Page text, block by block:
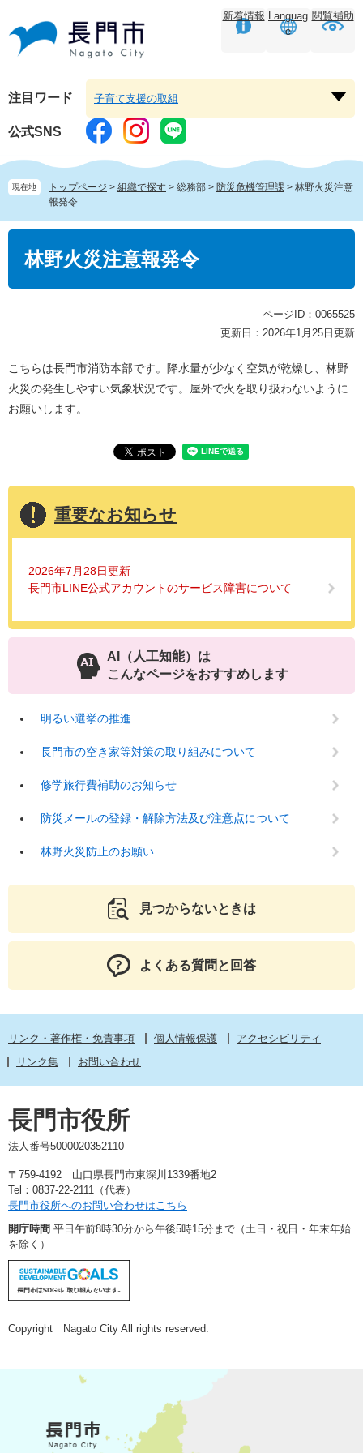
頭
す。
飛
し
本
文
へ
新着情報 Languag
e
閲覧補助
注目ワード
ー
を
く
子育て支援の取組
公式SNS
現在地 トップページ > 組織で探す > 総務部 > 防災危機管理課 > 林野火災注意
報発令
林野火災注意報発令
ページID：0065525
更新日：2026年1月25日更新
こちらは長門市消防本部です。降水量が少なく空気が乾燥し、林野
火災の発生しやすい気象状況です。屋外で火を取り扱わないように
お願いします。
重要なお知らせ
2026年7月28日更新
長門市LINE公式アカウントのサービス障害について
AI（人工知能）は
こんなページをおすすめします
明るい選挙の推進
長門市の空き家等対策の取り組みについて
修学旅行費補助のお知らせ
防災メールの登録・解除方法及び注意点について
林野火災防止のお願い
見つからないときは
よくある質問と回答
リンク・著作権・免責事項 個人情報保護
アクセシビリティ
リンク集
お問い合わせ
長門市役所
法人番号5000020352110
〒759-4192 山口県長門市東深川1339番地2
Tel：0837-22-2111（代表）
長門市役所へのお問い合わせはこちら
開庁時間 平日午前8時30分から午後5時15分まで（土日・祝日・年末年始
を除く）
Copyright Nagato City All rights reserved.